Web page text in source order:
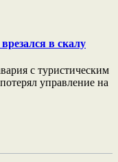
в скалу
с туристическим
управление на